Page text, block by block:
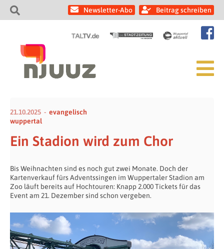
Newsletter-Abo Beitrag schreiben
21.10.2025
evangelisch
wuppertal
Ein Stadion wird zum Chor
Bis Weihnachten sind es noch gut zwei Monate. Doch der
Kartenverkauf fürs Adventssingen im Wuppertaler Stadion am
Zoo läuft bereits auf Hochtouren: Knapp 2.000 Tickets für das
Event am 21. Dezember sind schon vergeben.